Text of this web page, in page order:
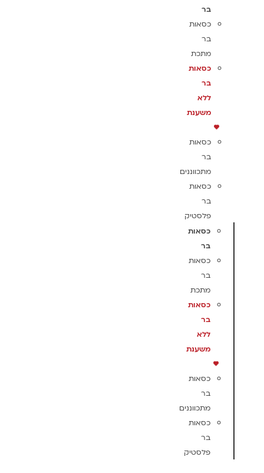
בר
כסאות
בר
מתכת
כסאות
בר
ללא
משענת
כסאות
בר
מתכווננים
כסאות
בר
פלסטיק
כסאות
בר
כסאות
בר
מתכת
כסאות
בר
ללא
משענת
כסאות
בר
מתכווננים
כסאות
בר
פלסטיק